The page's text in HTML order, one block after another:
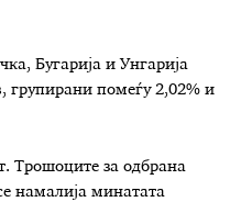
Бугарија и Унгарија
групирани помеѓу 2,02% и
Трошоците за одбрана
намалија минатата